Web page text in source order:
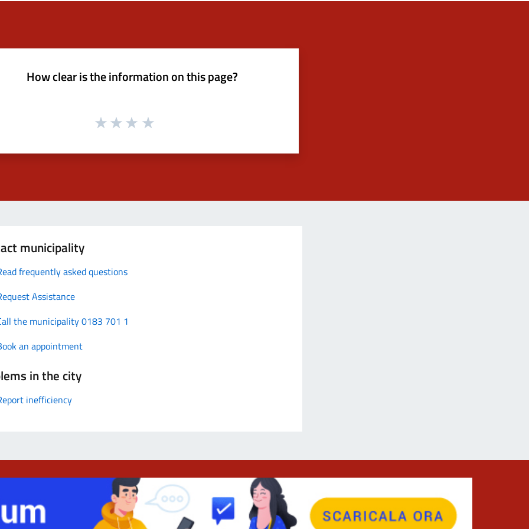
How clear is the information on this page?
municipality
frequently asked questions
Assistance
the municipality 0183 701 1
an appointment
in the city
inefficiency